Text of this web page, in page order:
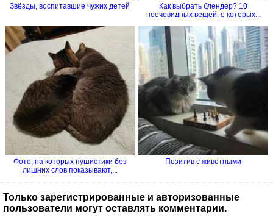
Звёзды, воспитавшие чужих детей
Как выбрать блендер? 10
неочевидных вещей, о которых...
Фото, на которых пушистики без
лишних слов показывают,...
Позитив с животными
Только зарегистрированные и авторизованные
пользователи могут оставлять комментарии.